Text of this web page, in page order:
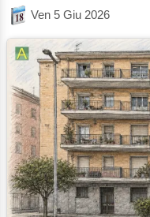
Ven 5 Giu 2026